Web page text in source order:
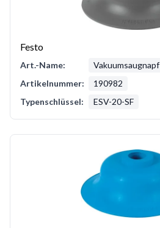
Festo
Art.-Name:
Vakuumsaugnapf
Artikelnummer:
190982
Typenschlüssel:
ESV-20-SF